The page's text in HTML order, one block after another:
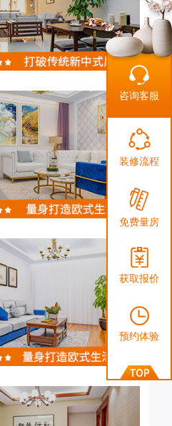
咨询客服
装修流程
免费量房
获取报价
预约体验